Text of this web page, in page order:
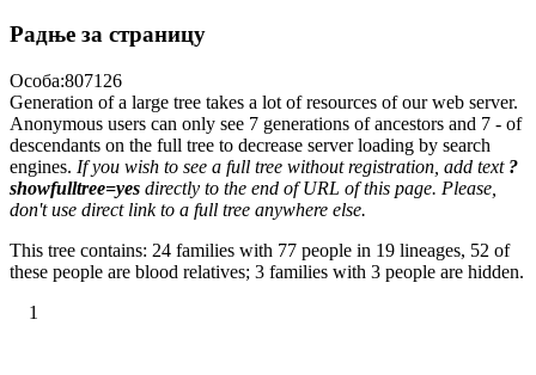
Радње за страницу
Особа:807126
Generation of a large tree takes a lot of resources of our web server.
Anonymous users can only see 7 generations of ancestors and 7 - of
descendants on the full tree to decrease server loading by search
engines. If you wish to see a full tree without registration, add text ?
showfulltree=yes directly to the end of URL of this page. Please,
don't use direct link to a full tree anywhere else.
This tree contains: 24 families with 77 people in 19 lineages, 52 of
these people are blood relatives; 3 families with 3 people are hidden.
1